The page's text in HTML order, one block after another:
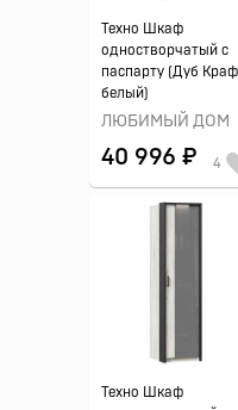
Техно Шкаф
одностворчатый с
паспарту (Дуб
белый)
ЛЮБИМЫЙ ДОМ
40 996 ₽ 4
Техно Шкаф